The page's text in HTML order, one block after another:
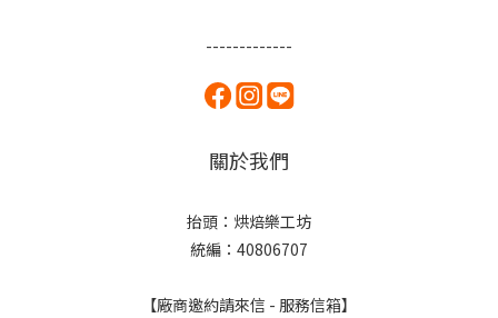
-------------
關於我們
抬頭：烘焙樂工坊
統編：40806707
【廠商邀約請來信 - 服務信箱】